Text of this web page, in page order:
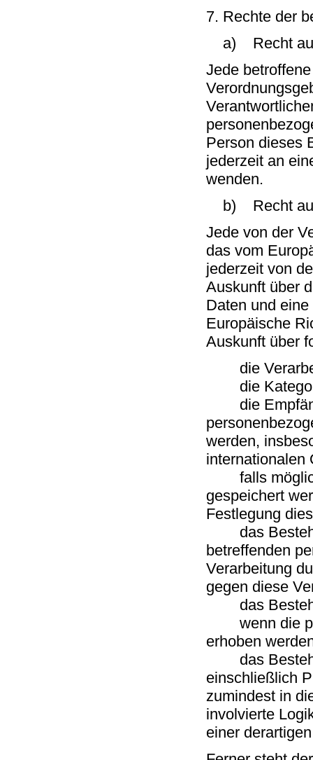
7. Rechte der
a) Recht auf
Jede
Person dieses
jederzeit an
wenden.
b) Recht
Jede von der
das vom
jederzeit von
Auskunft über
Daten und
Europäische
Auskunft über
die
die
die
werden,
internationalen
falls möglich
gespeichert
Festlegung
das
betreffenden
Verarbeitung
gegen diese
das
wenn die
erhoben
das
einschließlich
zumindest in
involvierte
einer